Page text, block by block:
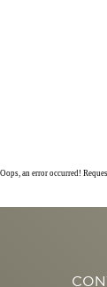
Oops, an error occurred!